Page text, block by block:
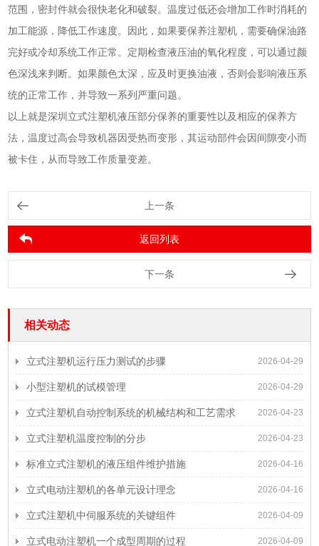
范围，密封件就会很快老化和破裂。温度过低还会增加工作时消耗的
加工能源，降低工作速度。因此，如果要保养注塑机，需要确保油路
完好或冷却系统工作正常。定期检查液压油的氧化程度，可以通过颜
色深浅来判断。如果颜色太深，应及时更换油液，否则会影响液压系
统的正常工作，并导致一系列严重问题。
以上就是深圳立式注塑机液压部分保养的重要性以及相应的保养方
法，温度过高会导致机器因受热而变形，其运动部件会因间隙变小而
被卡住，从而导致工作质量变差。
上一条
返回列表
下一条
相关动态
2026-04-29
立式注塑机运行压力测试的步骤
2026-04-29
小型注塑机的试模管理
2026-04-23
立式注塑机自动控制系统的机械结构和工艺需求
2026-04-23
立式注塑机温度控制的分步
2026-04-16
标准立式注塑机的液压组件维护措施
2026-04-16
立式电动注塑机的各单元设计理念
2026-04-09
立式注塑机中伺服系统的关键组件
2026-04-09
立式电动注塑机一个成型周期的过程